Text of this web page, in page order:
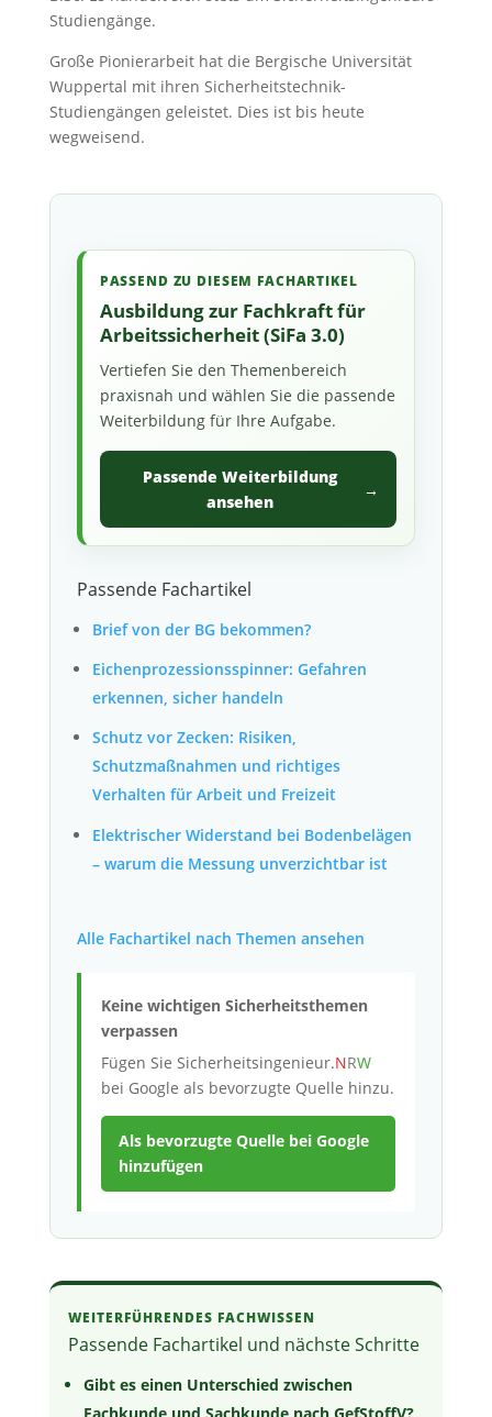
Studiengänge.
Große Pionierarbeit hat die Bergische Universität
Wuppertal mit ihren Sicherheitstechnik-
Studiengängen geleistet. Dies ist bis heute
wegweisend.
PASSEND ZU DIESEM FACHARTIKEL
Ausbildung zur Fachkraft für
Arbeitssicherheit (SiFa 3.0)
Vertiefen Sie den Themenbereich
praxisnah und wählen Sie die passende
Weiterbildung für Ihre Aufgabe.
Passende Weiterbildung
ansehen
→
Passende Fachartikel
Brief von der BG bekommen?
Eichenprozessionsspinner: Gefahren
erkennen, sicher handeln
Schutz vor Zecken: Risiken,
Schutzmaßnahmen und richtiges
Verhalten für Arbeit und Freizeit
Elektrischer Widerstand bei Bodenbelägen
– warum die Messung unverzichtbar ist
Alle Fachartikel nach Themen ansehen
Keine wichtigen Sicherheitsthemen
verpassen
Fügen SieSicherheitsingenieur.NRW
bei Google als bevorzugte Quelle hinzu.
Als bevorzugte Quelle bei Google
hinzufügen
WEITERFÜHRENDES FACHWISSEN
Passende Fachartikel und nächste Schritte
Gibt es einen Unterschied zwischen